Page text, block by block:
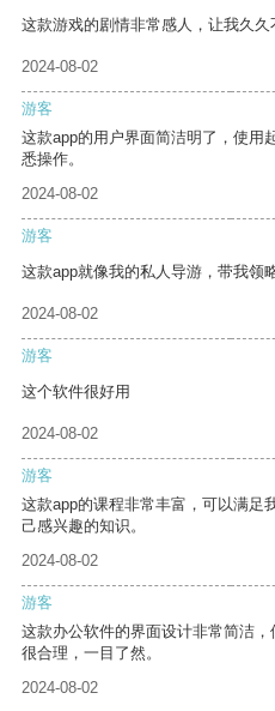
这款游戏的剧情非常感人，让我久久
2024-08-02
游客
这款app的用户界面简洁明了，使用
悉操作。
2024-08-02
游客
这款app就像我的私人导游，带我领
2024-08-02
游客
这个软件很好用
2024-08-02
游客
这款app的课程非常丰富，可以满足
己感兴趣的知识。
2024-08-02
游客
这款办公软件的界面设计非常简洁
很合理，一目了然。
2024-08-02